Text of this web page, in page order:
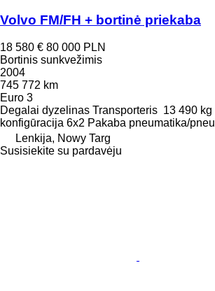
Volvo FM/FH + bortinė priekaba
18 580 € 80 000 PLN
Bortinis sunkvežimis
2004
745 772 km
Euro 3
Degalai dyzelinas Transporteris 13 490 kg
konfigūracija 6x2 Pakaba pneumatika/
Lenkija, Nowy Targ
Susisiekite su pardavėju